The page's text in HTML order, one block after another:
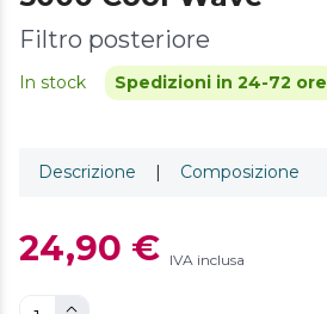
Filtro posteriore
In stock Spedizioni in 24-72 ore
Descrizione | Composizione
24,90 € IVA inclusa